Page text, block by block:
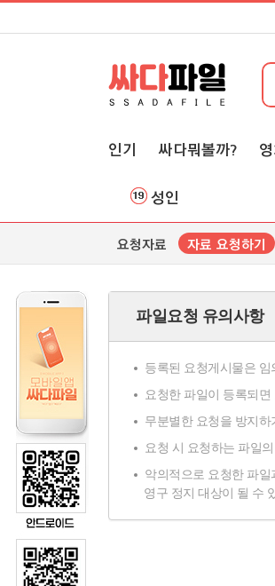
인기 싸다뭐볼까?
성인
요청자료 자료 요청하기
파일요청 유의사항
등록된 요청게시물은
요청한 파일이 등록되
무분별한 요청을 방지
요청 시 요청하는 파일
악의적으로 요청한 파
영구 정지 대상이 될 수